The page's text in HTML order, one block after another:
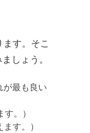
す。そこ
しょう。
最も良い
。）
す。）